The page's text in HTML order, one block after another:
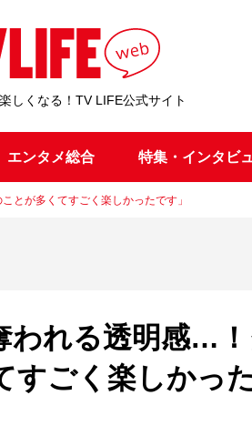
しくなる！TV LIFE公式サイト
エンタメ総合 特集・インタビ
が多くてすごく楽しかったです」
われる透明感…
すごく楽しかっ